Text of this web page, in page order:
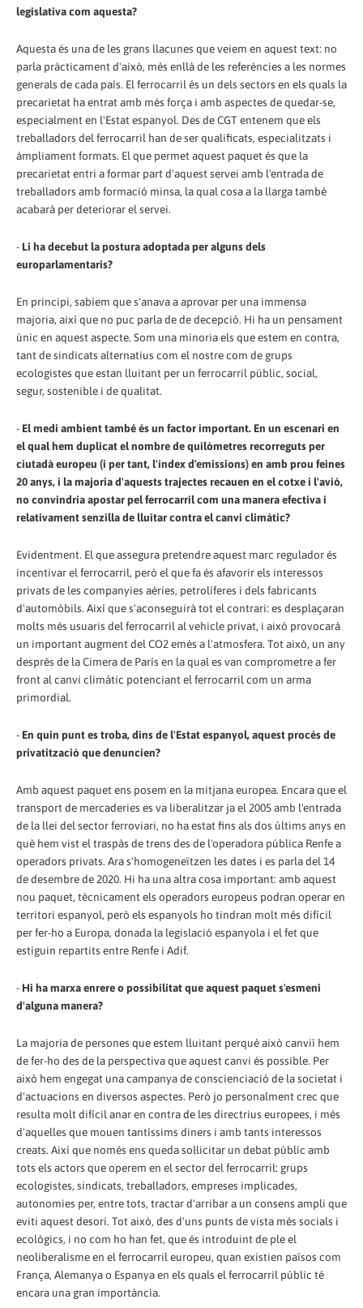
legislativa com aquesta?
Aquesta és una de les grans llacunes que veiem en aquest text: no
parla pràcticament d'això, més enllà de les referències a les normes
generals de cada país. El ferrocarril és un dels sectors en els quals la
precarietat ha entrat amb més força i amb aspectes de quedar-se,
especialment en l'Estat espanyol. Des de CGT entenem que els
treballadors del ferrocarril han de ser qualificats, especialitzats i
àmpliament formats. El que permet aquest paquet és que la
precarietat entri a formar part d'aquest servei amb l'entrada de
treballadors amb formació minsa, la qual cosa a la llarga també
acabarà per deteriorar el servei.
- Li ha decebut la postura adoptada per alguns dels
europarlamentaris?
En principi, sabíem que s'anava a aprovar per una immensa
majoria, així que no puc parla de de decepció. Hi ha un pensament
únic en aquest aspecte. Som una minoria els que estem en contra,
tant de sindicats alternatius com el nostre com de grups
ecologistes que estan lluitant per un ferrocarril públic, social,
segur, sostenible i de qualitat.
- El medi ambient també és un factor important. En un escenari en
el qual hem duplicat el nombre de quilòmetres recorreguts per
ciutadà europeu (i per tant, l'índex d'emissions) en amb prou feines
20 anys, i la majoria d'aquests trajectes recauen en el cotxe i l'avió,
no convindria apostar pel ferrocarril com una manera efectiva i
relativament senzilla de lluitar contra el canvi climàtic?
Evidentment. El que assegura pretendre aquest marc regulador és
incentivar el ferrocarril, però el que fa és afavorir els interessos
privats de les companyies aèries, petrolíferes i dels fabricants
d'automòbils. Així que s'aconseguirà tot el contrari: es desplaçaran
molts més usuaris del ferrocarril al vehicle privat, i això provocarà
un important augment del CO2 emès a l'atmosfera. Tot això, un any
després de la Cimera de París en la qual es van comprometre a fer
front al canvi climàtic potenciant el ferrocarril com un arma
primordial.
- En quin punt es troba, dins de l'Estat espanyol, aquest procés de
privatització que denuncien?
Amb aquest paquet ens posem en la mitjana europea. Encara que el
transport de mercaderies es va liberalitzar ja el 2005 amb l'entrada
de la llei del sector ferroviari, no ha estat fins als dos últims anys en
què hem vist el traspàs de trens des de l'operadora pública Renfe a
operadors privats. Ara s'homogeneïtzen les dates i es parla del 14
de desembre de 2020. Hi ha una altra cosa important: amb aquest
nou paquet, tècnicament els operadors europeus podran operar en
territori espanyol, però els espanyols ho tindran molt més difícil
per fer-ho a Europa, donada la legislació espanyola i el fet que
estiguin repartits entre Renfe i Adif.
- Hi ha marxa enrere o possibilitat que aquest paquet s'esmeni
d'alguna manera?
La majoria de persones que estem lluitant perquè això canviï hem
de fer-ho des de la perspectiva que aquest canvi és possible. Per
això hem engegat una campanya de conscienciació de la societat i
d'actuacions en diversos aspectes. Però jo personalment crec que
resulta molt difícil anar en contra de les directrius europees, i més
d'aquelles que mouen tantíssims diners i amb tants interessos
creats. Així que només ens queda sol·licitar un debat públic amb
tots els actors que operem en el sector del ferrocarril: grups
ecologistes, sindicats, treballadors, empreses implicades,
autonomies per, entre tots, tractar d'arribar a un consens ampli que
eviti aquest desori. Tot això, des d'uns punts de vista més socials i
ecològics, i no com ho han fet, que és introduint de ple el
neoliberalisme en el ferrocarril europeu, quan existien països com
França, Alemanya o Espanya en els quals el ferrocarril públic té
encara una gran importància.